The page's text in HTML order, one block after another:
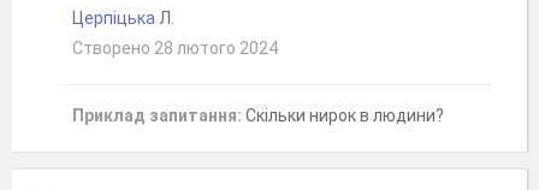
Церпіцька Л.
Створено 28 лютого 2024
Приклад запитання: Скільки нирок в людини?